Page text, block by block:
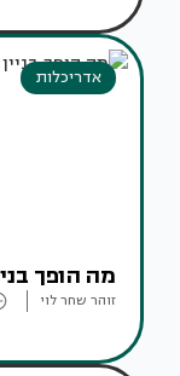
אדריכלות
מה הופך
זוהר שחר לוי